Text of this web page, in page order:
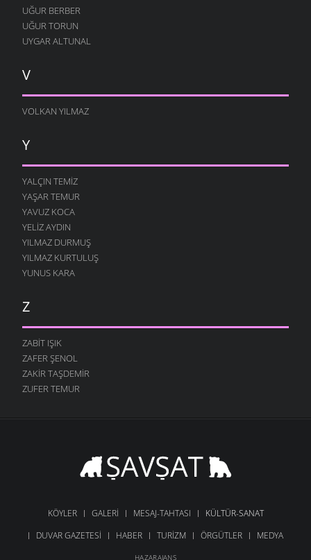
UĞUR BERBER
UĞUR TORUN
UYGAR ALTUNAL
V
VOLKAN YILMAZ
Y
YALÇIN TEMIZ
YAŞAR TEMUR
YAVUZ KOCA
YELIZ AYDIN
YILMAZ DURMUŞ
YILMAZ KURTULUŞ
YUNUS KARA
Z
ZABIT IŞIK
ZAFER ŞENOL
ZAKIR TAŞDEMIR
ZUFER TEMUR
KÖYLER GALERI MESAJ-TAHTASI
KÜLTÜR-SANAT
DUVAR GAZETESI
HABER TURIZM ÖRGÜTLER MEDYA
HAZARAJANS